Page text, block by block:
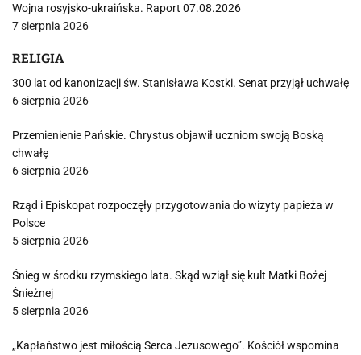
Wojna rosyjsko-ukraińska. Raport 07.08.2026
7 sierpnia 2026
RELIGIA
300 lat od kanonizacji św. Stanisława Kostki. Senat przyjął uchwałę
6 sierpnia 2026
Przemienienie Pańskie. Chrystus objawił uczniom swoją Boską
chwałę
6 sierpnia 2026
Rząd i Episkopat rozpoczęły przygotowania do wizyty papieża w
Polsce
5 sierpnia 2026
Śnieg w środku rzymskiego lata. Skąd wziął się kult Matki Bożej
Śnieżnej
5 sierpnia 2026
„Kapłaństwo jest miłością Serca Jezusowego”. Kościół wspomina